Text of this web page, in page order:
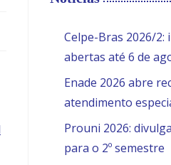
Celpe-Bras 2026/2:
abertas até 6 de
Enade 2026 abre
atendimento
Prouni 2026:
para o 2º semestre